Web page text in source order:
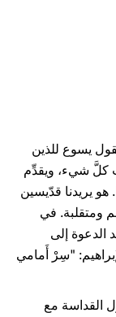
(متى ٥، ١۲)، يقول يسوع للذين
كلَّ شيء، ويقدِّم
هو يريدنا قدّيسين
ومتقلبة. في
الدعوة إلى
"سِرْ أَمامي
القداسة مع